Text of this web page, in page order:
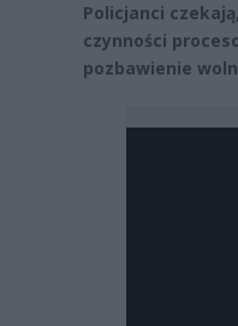
Policjanci
czynności
pozbawienie